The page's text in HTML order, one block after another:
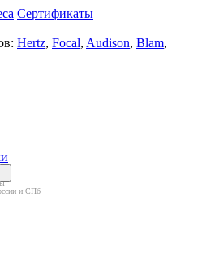
Сертификаты
Hertz, Focal, Audison, Blam,
и СПб